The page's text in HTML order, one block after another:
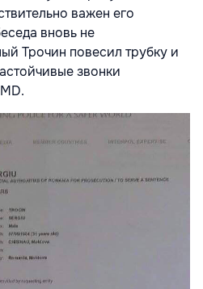
важен его
вновь не
Трочин повесил трубку и
звонки